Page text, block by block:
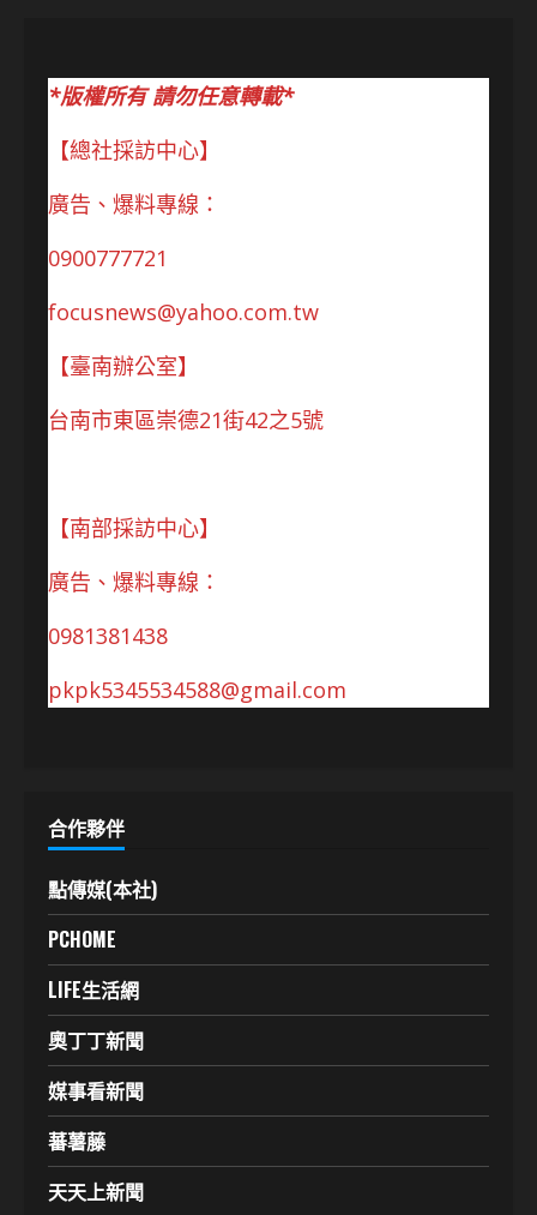
*版權所有 請勿任意轉載*
【總社採訪中心】
廣告、爆料專線：
0900777721
focusnews@yahoo.com.tw
【臺南辦公室】
台南市東區崇德21街42之5號
【南部採訪中心】
廣告、爆料專線：
0981381438
pkpk5345534588@gmail.com
合作夥伴
點傳媒(本社)
PCHOME
LIFE生活網
奧丁丁新聞
媒事看新聞
蕃薯藤
天天上新聞